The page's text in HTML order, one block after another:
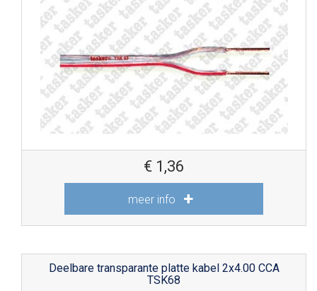
€ 1,36
meer info
Deelbare transparante platte kabel 2x4.00 CCA
TSK68